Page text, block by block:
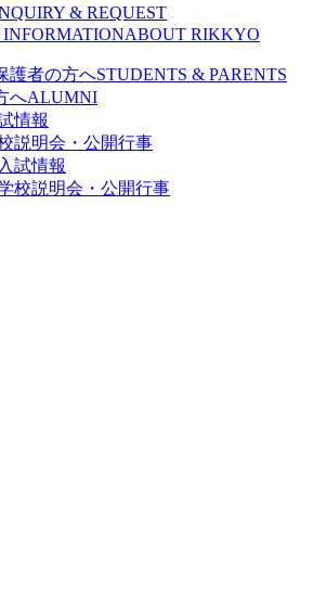
& REQUEST
ABOUT RIKKYO
護者の方へSTUDENTS & PARENTS
へALUMNI
情報
説明会・公開行事
試情報
校説明会・公開行事